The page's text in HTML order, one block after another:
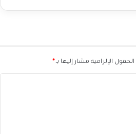
الحقول الإلزامية مشار إليها بـ*